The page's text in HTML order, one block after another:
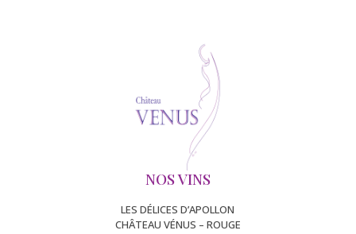
NOS VINS
LES DÉLICES D’APOLLON
CHÂTEAU VÉNUS – ROUGE